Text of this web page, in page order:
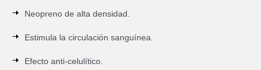
Neopreno de alta densidad.
Estimula la circulación sanguínea.
Efecto anti-celulítico.